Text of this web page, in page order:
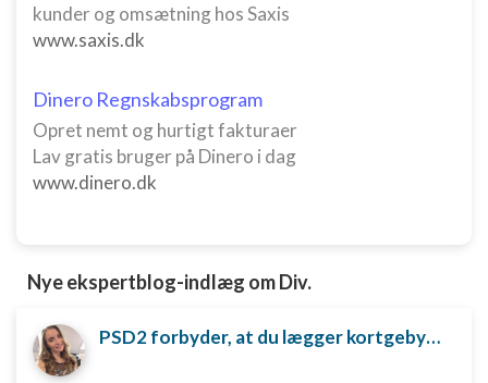
kunder og omsætning hos Saxis
www.saxis.dk
Dinero Regnskabsprogram
Opret nemt og hurtigt fakturaer
Lav gratis bruger på Dinero i dag
www.dinero.dk
Nye ekspertblog-indlæg om Div.
PSD2 forbyder, at du lægger kortgebyret ud til dine kunder fra 1. januar 2018